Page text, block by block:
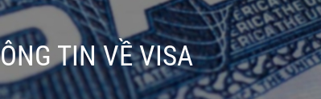
TIN VỀ VISA